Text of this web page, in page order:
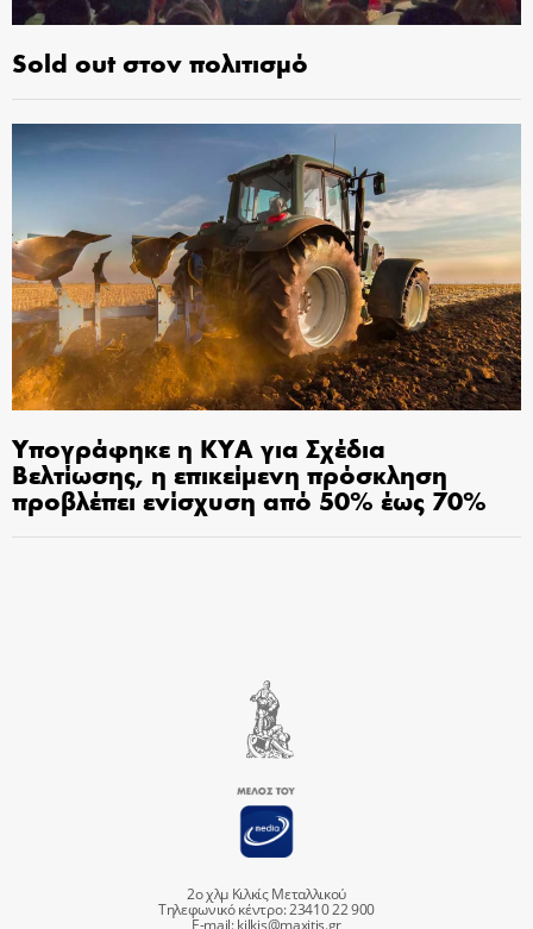
Sold out στον πολιτισμό
Υπογράφηκε η ΚΥΑ για Σχέδια
Βελτίωσης, η επικείμενη πρόσκληση
προβλέπει ενίσχυση από 50% έως 70%
2ο χλμ Κιλκίς Μεταλλικού
Τηλεφωνικό κέντρο: 23410 22 900
E-mail:kilkis@maxitis.gr